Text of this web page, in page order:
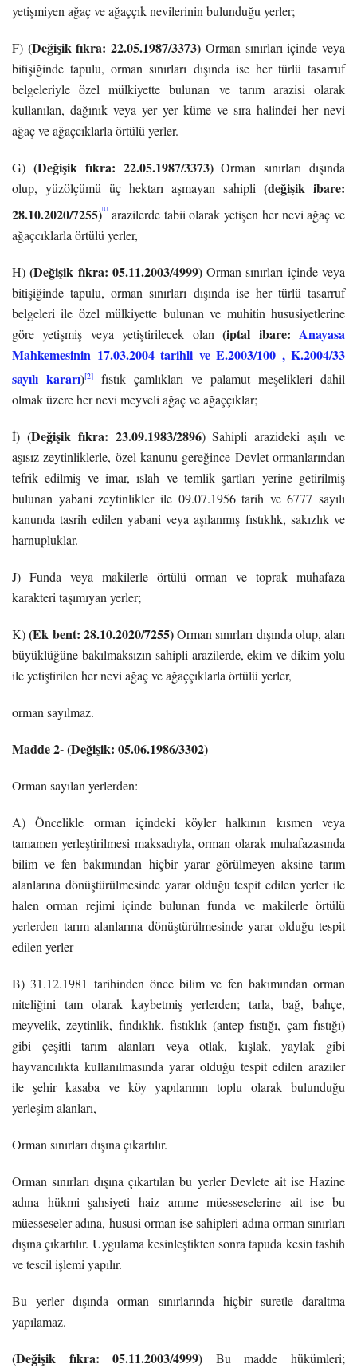
yetişmiyen ağaç ve ağaççık nevilerinin bulunduğu yerler;
F) (Değişik fıkra: 22.05.1987/3373) Orman sınırları içinde veya
bitişiğinde tapulu, orman sınırları dışında ise her türlü tasarruf
belgeleriyle özel mülkiyette bulunan ve tarım arazisi olarak
kullanılan, dağınık veya yer yer küme ve sıra halindei her nevi
ağaç ve ağaçcıklarla örtülü yerler.
G) (Değişik fıkra: 22.05.1987/3373)Orman sınırları dışında
olup, yüzölçümü üç hektarı aşmayan sahipli (değişik ibare:
28.10.2020/7255)[1] arazilerde tabii olarak yetişen her nevi ağaç ve
ağaçcıklarla örtülü yerler,
H)(Değişik fıkra: 05.11.2003/4999)Orman sınırları içinde veya
bitişiğinde tapulu, orman sınırları dışında ise her türlü tasarruf
belgeleri ile özel mülkiyette bulunan ve muhitin hususiyetlerine
göre yetişmiş veya yetiştirilecek olan(iptal ibare:Anayasa
Mahkemesinin 17.03.2004 tarihli ve E.2003/100 , K.2004/33
sayılı kararı)[2]
fıstık çamlıkları ve palamut meşelikleri dahil
olmak üzere her nevi meyveli ağaç ve ağaççıklar;
İ) (Değişik fıkra: 23.09.1983/2896) Sahipli arazideki aşılı ve
aşısız zeytinliklerle, özel kanunu gereğince Devlet ormanlarından
tefrik edilmiş ve imar, ıslah ve temlik şartları yerine getirilmiş
bulunan yabani zeytinlikler ile 09.07.1956 tarih ve 6777 sayılı
kanunda tasrih edilen yabani veya aşılanmış fıstıklık, sakızlık ve
harnupluklar.
J) Funda veya makilerle örtülü orman ve toprak muhafaza
karakteri taşımıyan yerler;
K)(Ek bent: 28.10.2020/7255)Orman sınırları dışında olup, alan
büyüklüğüne bakılmaksızın sahipli arazilerde, ekim ve dikim yolu
ile yetiştirilen her nevi ağaç ve ağaççıklarla örtülü yerler,
orman sayılmaz.
Madde 2- (Değişik: 05.06.1986/3302)
Orman sayılan yerlerden:
A) Öncelikle orman içindeki köyler halkının kısmen veya
tamamen yerleştirilmesi maksadıyla, orman olarak muhafazasında
bilim ve fen bakımından hiçbir yarar görülmeyen aksine tarım
alanlarına dönüştürülmesinde yarar olduğu tespit edilen yerler ile
halen orman rejimi içinde bulunan funda ve makilerle örtülü
yerlerden tarım alanlarına dönüştürülmesinde yarar olduğu tespit
edilen yerler
B) 31.12.1981 tarihinden önce bilim ve fen bakımından orman
niteliğini tam olarak kaybetmiş yerlerden; tarla, bağ, bahçe,
meyvelik, zeytinlik, fındıklık, fıstıklık (antep fıstığı, çam fıstığı)
gibi çeşitli tarım alanları veya otlak, kışlak, yaylak gibi
hayvancılıkta kullanılmasında yarar olduğu tespit edilen araziler
ile şehir kasaba ve köy yapılarının toplu olarak bulunduğu
yerleşim alanları,
Orman sınırları dışına çıkartılır.
Orman sınırları dışına çıkartılan bu yerler Devlete ait ise Hazine
adına hükmi şahsiyeti haiz amme müesseselerine ait ise bu
müesseseler adına, hususi orman ise sahipleri adına orman sınırları
dışına çıkartılır. Uygulama kesinleştikten sonra tapuda kesin tashih
ve tescil işlemi yapılır.
Bu yerler dışında orman sınırlarında hiçbir suretle daraltma
yapılamaz.
(Değişik fıkra: 05.11.2003/4999) Bu madde hükümleri;